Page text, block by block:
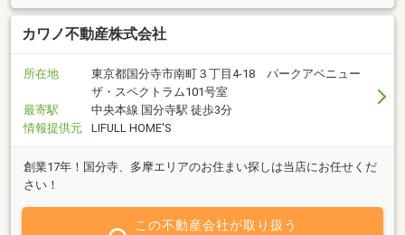
カワノ不動産株式会社
所在地
東京都国分寺市南町３丁目4-18 パークアベニュー
ザ・スペクトラム101号室
最寄駅
中央本線 国分寺駅 徒歩3分
情報提供元
LIFULL HOME'S
創業17年！国分寺、多摩エリアのお住まい探しは当店にお任せくだ
さい！
この不動産会社が取り扱う